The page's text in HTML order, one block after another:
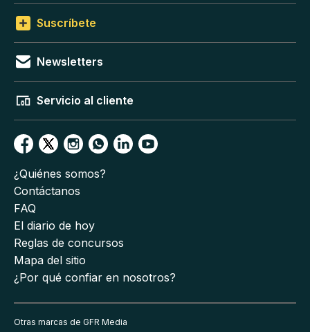
Suscríbete
Newsletters
Servicio al cliente
¿Quiénes somos?
Contáctanos
FAQ
El diario de hoy
Reglas de concursos
Mapa del sitio
¿Por qué confiar en nosotros?
Otras marcas de GFR Media